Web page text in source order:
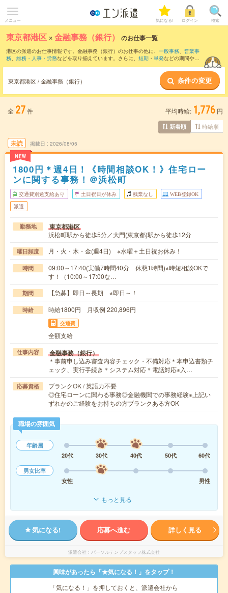
メニュー 気になる! ログイン 検索
東京都港区 ×金融事務（銀行） のお仕事一覧
港区の派遣のお仕事情報です。金融事務（銀行）のお仕事の他に、 一般事務、 営業事
務、 総務・人事・労務などを取り揃えています。さらに、 短期 ・ 単発などの期間や、
東京都港区 / 金融事務（銀行） 条件の変更
全 27件 平均時給: 1,776 円
新着順 時給順
未読
NEW
掲載日 2026/08/05
1800円＊週4日！《時間相談OK！》住宅ロー
ンに関する事務！＠浜松町
交通費別途支給あり 土日祝日が休み 残業なし WEB登録OK
派遣
勤務地 東京都港区
浜松町駅から徒歩5分／大門(東京都)駅から徒歩12分
曜日頻度 月・火・木・金(週4日) ※水曜＋土日祝お休み！
時間
09:00～17:40(実働7時間40分 休憩1時間)※時短相談OKで
す！（10:00～17:00な…
期間 【急募】即日～長期 ※即日～！
時給 時給1800円 月収例 220,896円
交通費
全額支給
仕事内容 金融事務（銀行）
＊事前申し込み審査内容チェック・不備対応＊本申込書類チ
ェック、実行手続き＊システム対応＊電話対応※入…
応募資格
ブランクOK / 英語力不要
◎住宅ローンに関わる事務◎金融機関での事務経験※上記い
ずれかのご経験をお持ちの方ブランクある方OK
職場の雰囲気
年齢層
20代
30代 40代 50代
60代
男女比率
女性
男性
もっと見る
気になる! 応募へ進む 詳しく見る
派遣会社 パーソルテンプスタッフ株式会社
興味があったら「★気になる！」をタップ！
「気になる！」を押しておくと、派遣会社から